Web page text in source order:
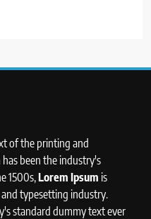
of the printing and
been the industry's
1500s,Lorem Ipsum is
typesetting industry.
standard dummy text ever